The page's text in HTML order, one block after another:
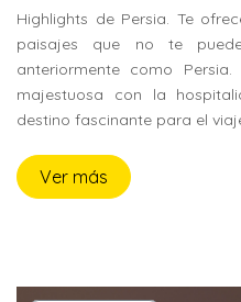
Highlights de Persia. Te
paisajes que no te
anteriormente como
majestuosa con la
destino fascinante para el
Ver más